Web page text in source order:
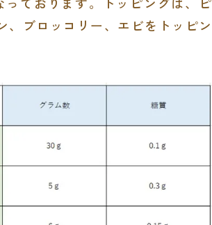
、ブロッコリー、エビをトッピン